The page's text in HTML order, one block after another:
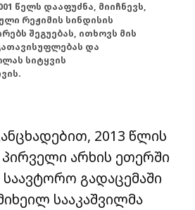
წელს დააფუძნა, მიიჩნევს,
რეჟიმის სინდისის
შეგუებას, ითხოვს მის
და
სიტყვის
2013 წლის
არხის ეთერში
საავტორო გადაცემაში
სააკაშვილმა